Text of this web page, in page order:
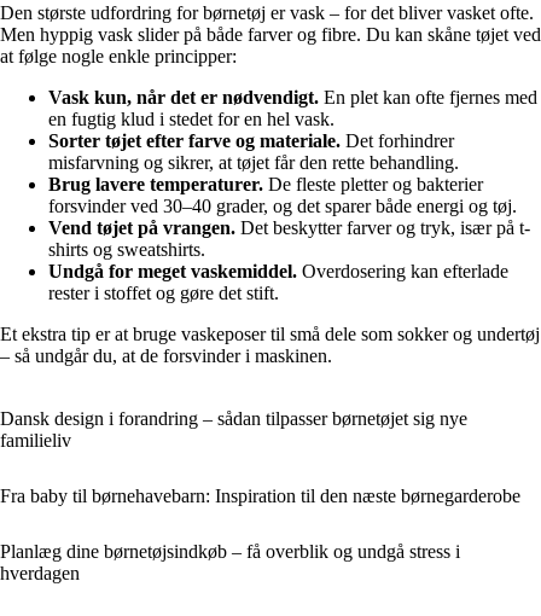
Den største udfordring for børnetøj er vask – for det bliver vasket ofte.
Men hyppig vask slider på både farver og fibre. Du kan skåne tøjet ved
at følge nogle enkle principper:
Vask kun, når det er nødvendigt. En plet kan ofte fjernes med
en fugtig klud i stedet for en hel vask.
Sorter tøjet efter farve og materiale. Det forhindrer
misfarvning og sikrer, at tøjet får den rette behandling.
Brug lavere temperaturer. De fleste pletter og bakterier
forsvinder ved 30–40 grader, og det sparer både energi og tøj.
Vend tøjet på vrangen. Det beskytter farver og tryk, især på t-
shirts og sweatshirts.
Undgå for meget vaskemiddel. Overdosering kan efterlade
rester i stoffet og gøre det stift.
Et ekstra tip er at bruge vaskeposer til små dele som sokker og undertøj
– så undgår du, at de forsvinder i maskinen.
Dansk design i forandring – sådan tilpasser børnetøjet sig nye
familieliv
Fra baby til børnehavebarn: Inspiration til den næste børnegarderobe
Planlæg dine børnetøjsindkøb – få overblik og undgå stress i
hverdagen